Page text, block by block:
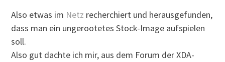
Also etwas im Netz recherchiert und herausgefunden,
dass man ein ungerootetes Stock-Image aufspielen
soll.
Also gut dachte ich mir, aus dem Forum der XDA-